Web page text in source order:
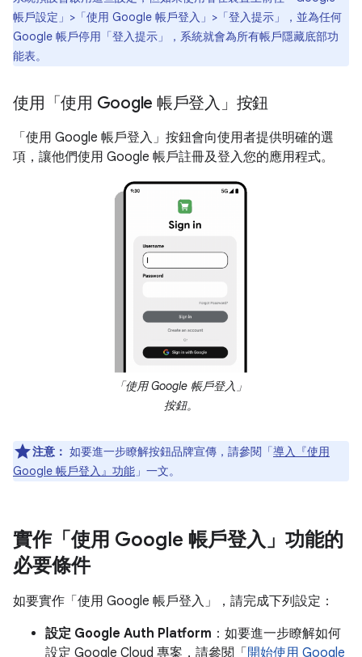
帳戶設定」>「使用 Google 帳戶登入」>「登入提示」
，並為任何
Google 帳戶停用「登入提示」，系統就會為所有帳戶隱藏底部功
能表。
使用「使用 Google 帳戶登入」按鈕
「使用 Google 帳戶登入」按鈕會向使用者提供明確的選
項，讓他們使用 Google 帳戶註冊及登入您的應用程式。
「使用 Google 帳戶登入」
按鈕。
注意： 如要進一步瞭解按鈕品牌宣傳，請參閱「導入『使用
Google 帳戶登入』功能 」一文。
實作「使用 Google 帳戶登入」功能的
必要條件
如要實作「使用 Google 帳戶登入」，請完成下列設定：
設定 Google Auth Platform ：如要進一步瞭解如何
設定 Google Cloud 專案，請參閱「 開始使用 Google